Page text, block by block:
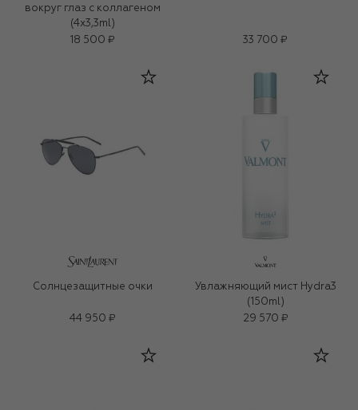
вокруг глаз с коллагеном
(4x3,3ml)
18 500 ₽
33 700 ₽
Солнцезащитные очки
44 950 ₽
Увлажняющий мист Hydra3
(150ml)
29 570 ₽